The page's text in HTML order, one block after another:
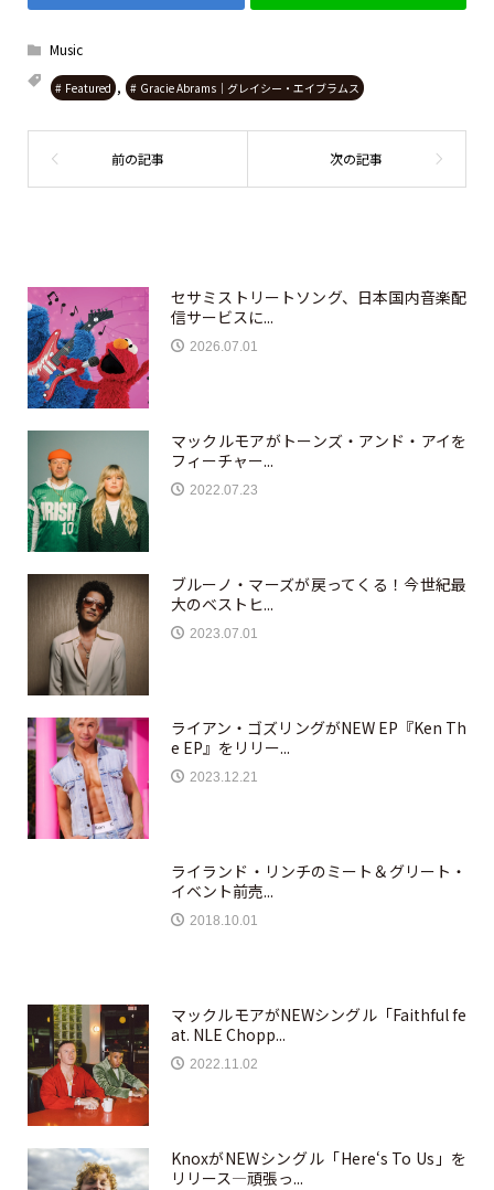
Music
Featured , Gracie Abrams｜グレイシー・エイブラムス
セサミストリートソング、日本国内音楽配
信サービスに...
2026.07.01
マックルモアがトーンズ・アンド・アイを
フィーチャー...
2022.07.23
ブルーノ・マーズが戻ってくる！今世紀最
大のベストヒ...
2023.07.01
ライアン・ゴズリングがNEW EP『Ken Th
e EP』をリリー...
2023.12.21
ライランド・リンチのミート＆グリート・
イベント前売...
2018.10.01
マックルモアがNEWシングル「Faithful fe
at. NLE Chopp...
2022.11.02
KnoxがNEWシングル「Here‘s To Us」を
リリース—頑張っ...